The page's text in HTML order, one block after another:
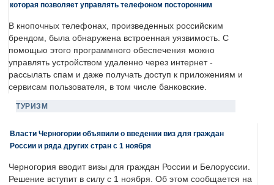
которая позволяет управлять телефоном посторонним
В кнопочных телефонах, произведенных российским
брендом, была обнаружена встроенная уязвимость. С
помощью этого программного обеспечения можно
управлять устройством удаленно через интернет -
рассылать спам и даже получать доступ к приложениям и
сервисам пользователя, в том числе банковские.
ТУРИЗМ
Власти Черногории объявили о введении виз для граждан
России и ряда других стран с 1 ноября
Черногория вводит визы для граждан России и Белоруссии.
Решение вступит в силу с 1 ноября. Об этом сообщается на